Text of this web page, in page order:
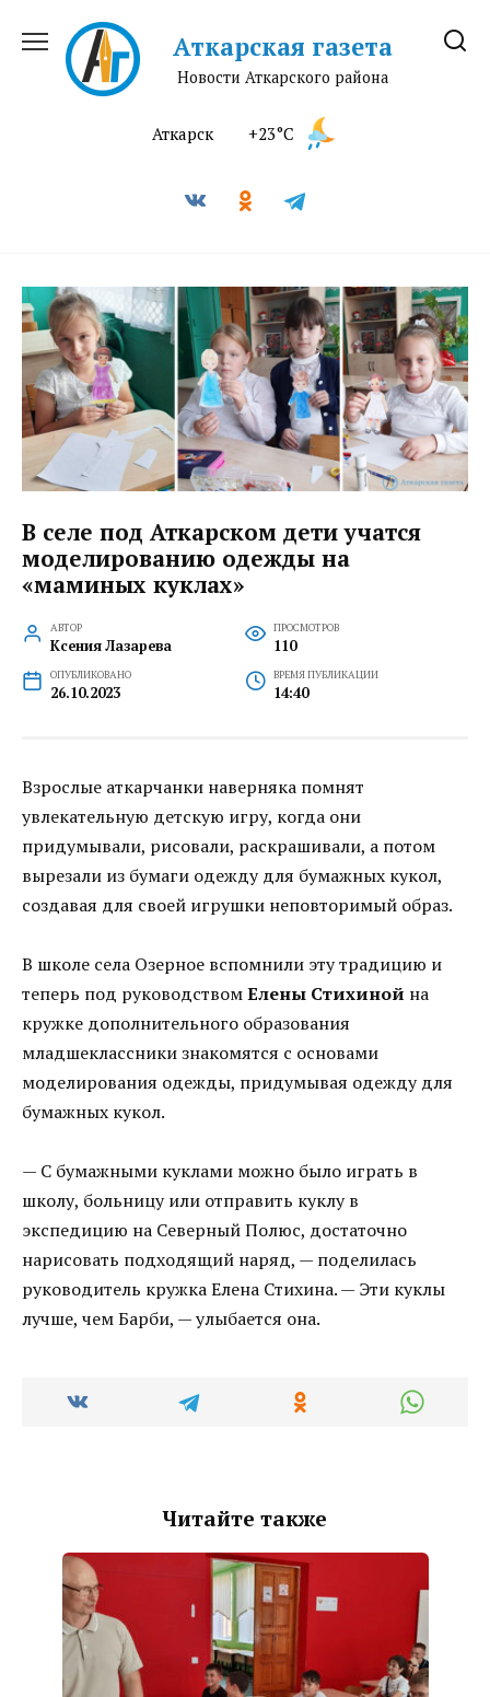
содержанию
Аткарская газета
Новости Аткарского района
Аткарск +23°C
В селе под Аткарском дети учатся
моделированию одежды на
«маминых куклах»
АВТОР
Ксения Лазарева
ПРОСМОТРОВ
110
ОПУБЛИКОВАНО
26.10.2023
ВРЕМЯ ПУБЛИКАЦИИ
14:40
Взрослые аткарчанки наверняка помнят
увлекательную детскую игру, когда они
придумывали, рисовали, раскрашивали, а потом
вырезали из бумаги одежду для бумажных кукол,
создавая для своей игрушки неповторимый образ.
В школе села Озерное вспомнили эту традицию и
теперь под руководствомЕлены Стихиной на
кружке дополнительного образования
младшеклассники знакомятся с основами
моделирования одежды, придумывая одежду для
бумажных кукол.
— С бумажными куклами можно было играть в
школу, больницу или отправить куклу в
экспедицию на Северный Полюс, достаточно
нарисовать подходящий наряд, — поделилась
руководитель кружка Елена Стихина. — Эти куклы
лучше, чем Барби, — улыбается она.
Читайте также